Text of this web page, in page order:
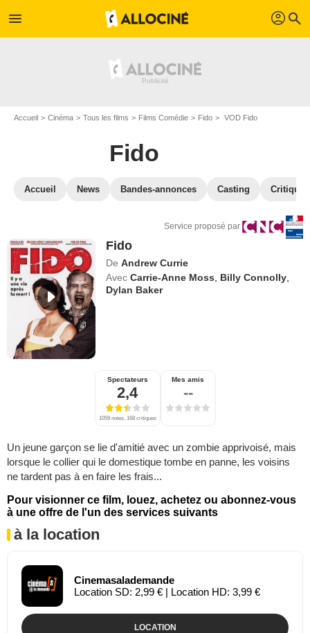
menu profil search
Accueil Cinéma Tous les films Films Comédie Fido VOD Fido
Fido
Accueil News Bandes-annonces Casting
Service proposé par
Fido
De Andrew Currie
Avec Carrie-Anne Moss Billy Connolly
Dylan Baker
Spectateurs
2,4
1059 notes, 168 critiques
Mes amis
--
Un jeune garçon se lie d'amitié avec un zombie apprivoisé, mais
lorsque le collier qui le domestique tombe en panne, les voisins
ne tardent pas à en faire les frais...
Pour visionner ce film, louez, achetez ou abonnez-vous
à une offre de l'un des services suivants
à la location
Cinemasalademande
Location SD: 2,99 € | Location HD: 3,99 €
LOCATION